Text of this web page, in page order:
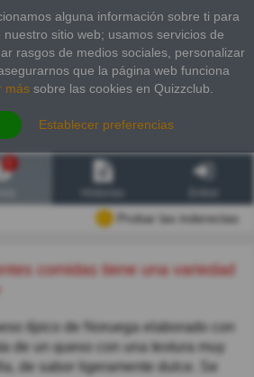
alguna información sobre ti para
sitio web; usamos servicios de
rasgos de medios sociales, personalizar
que la página web funciona
más sobre las cookies en Quizzclub.
Establecer preferencias
Probar las inderectas
típico de Noruega elaborado con
de un queso con una textura muy
de sabor ligeramente dulce. Se